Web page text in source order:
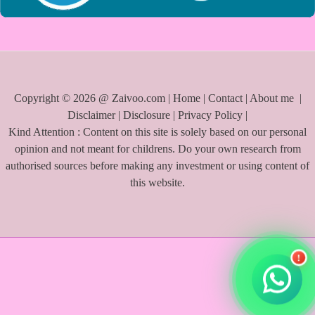
Copyright © 2026 @ Zaivoo.com | Home| Contact| About me |
Disclaimer| Disclosure | Privacy Policy |
Kind Attention : Content on this site is solely based on our personal
opinion and not meant for childrens. Do your own research from
authorised sources before making any investment or using content of
this website.
!